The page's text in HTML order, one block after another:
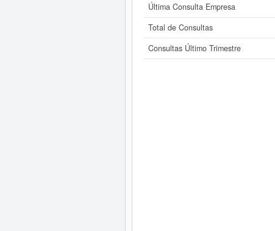
Última Consulta Empresa
Total de Consultas
Consultas Último Trimestre